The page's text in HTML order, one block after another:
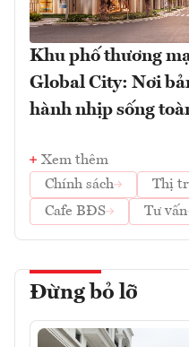
Khu phố thương
Global City: Nơi
hành nhịp sống
Xem thêm
Chính sách
Thị
Cafe BĐS
Tư vấn
Đừng bỏ lỡ